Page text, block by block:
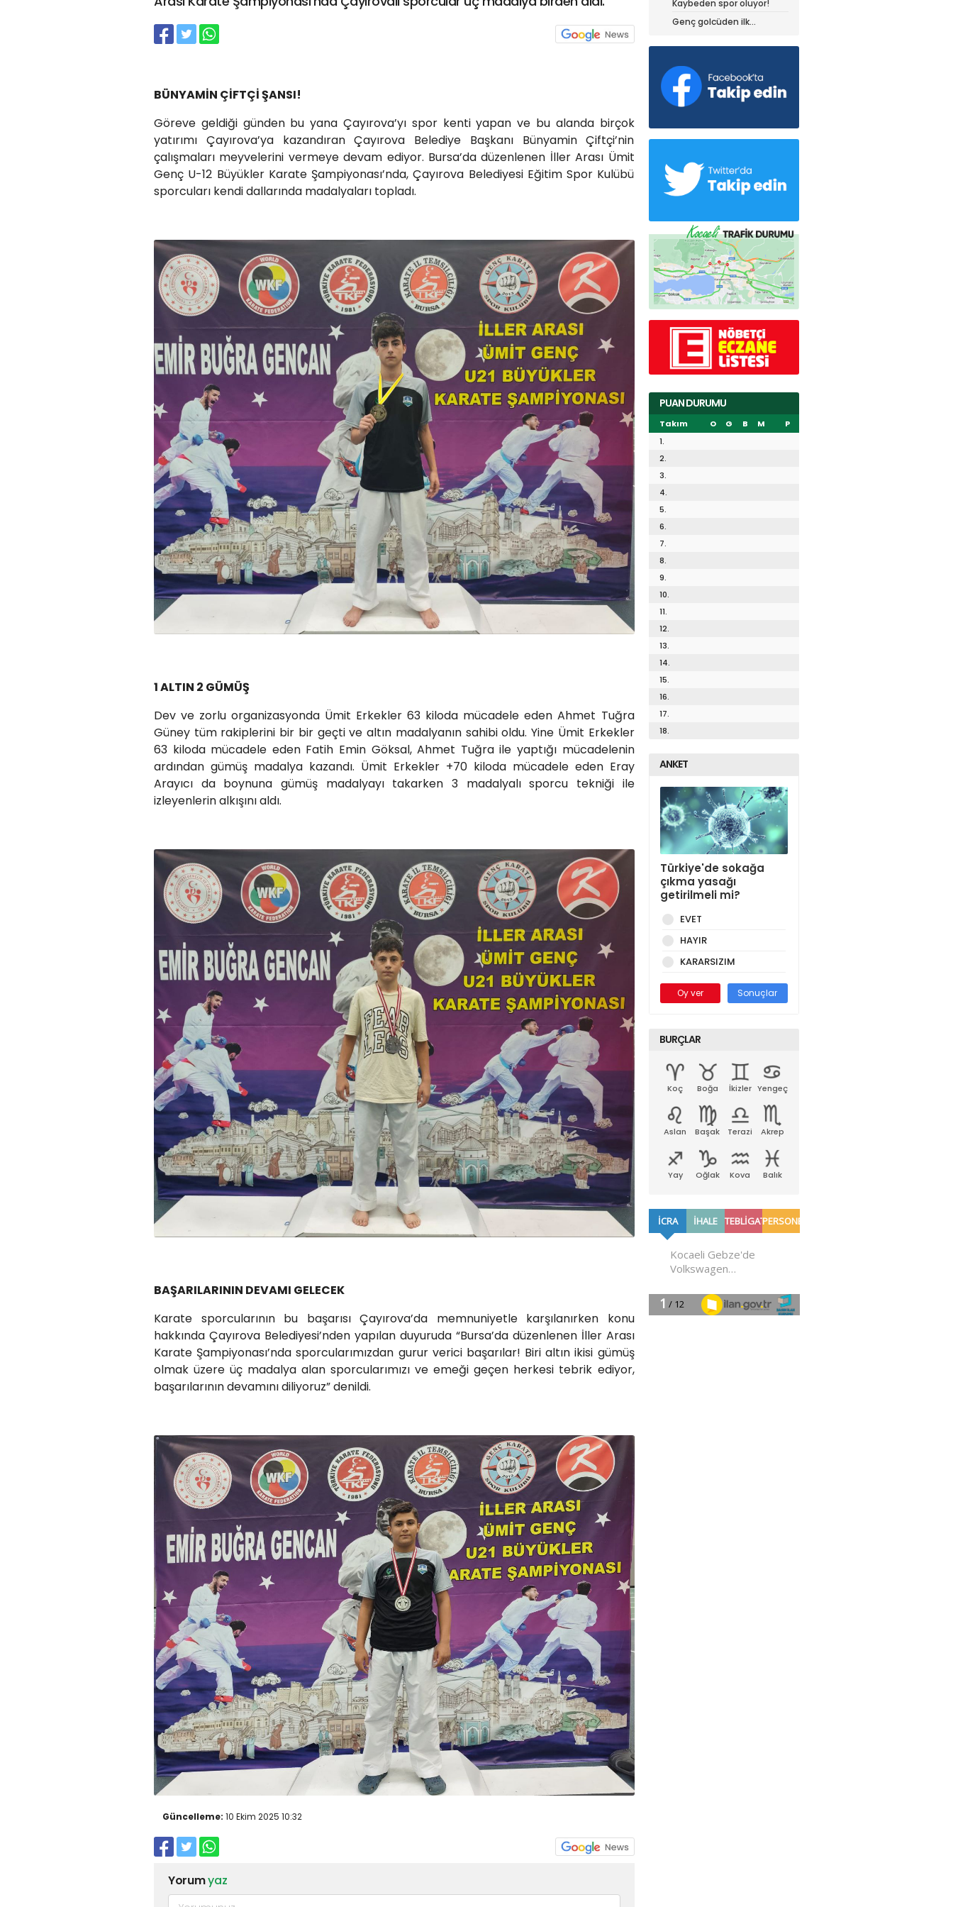
BÜNYAMİN ÇİFTÇİ ŞANSI!
Göreve geldiği günden bu yana Çayırova’yı spor kenti yapan ve bu alanda birçok
yatırımı Çayırova’ya kazandıran Çayırova Belediye Başkanı Bünyamin Çiftçi’nin
çalışmaları meyvelerini vermeye devam ediyor. Bursa’da düzenlenen İller Arası Ümit
Genç U-12 Büyükler Karate Şampiyonası’nda, Çayırova Belediyesi Eğitim Spor Kulübü
sporcuları kendi dallarında madalyaları topladı.
1 ALTIN 2 GÜMÜŞ
Dev ve zorlu organizasyonda Ümit Erkekler 63 kiloda mücadele eden Ahmet Tuğra
Güney tüm rakiplerini bir bir geçti ve altın madalyanın sahibi oldu. Yine Ümit Erkekler
63 kiloda mücadele eden Fatih Emin Göksal, Ahmet Tuğra ile yaptığı mücadelenin
ardından gümüş madalya kazandı. Ümit Erkekler +70 kiloda mücadele eden Eray
Arayıcı da boynuna gümüş madalyayı takarken 3 madalyalı sporcu tekniği ile
izleyenlerin alkışını aldı.
BAŞARILARININ DEVAMI GELECEK
Karate sporcularının bu başarısı Çayırova’da memnuniyetle karşılanırken konu
hakkında Çayırova Belediyesi’nden yapılan duyuruda “Bursa’da düzenlenen İller Arası
Karate Şampiyonası’nda sporcularımızdan gurur verici başarılar! Biri altın ikisi gümüş
olmak üzere üç madalya alan sporcularımızı ve emeği geçen herkesi tebrik ediyor,
başarılarının devamını diliyoruz” denildi.
Güncelleme: 10 Ekim 2025 10:32
Yorumyaz
dedi!
Kaybeden spor oluyor!
Genç golcüden ilk
PUAN DURUMU
Takım O G B M
P
1.
2.
3.
4.
5.
6.
7.
8.
9.
10.
11.
12.
13.
14.
15.
16.
17.
18.
ANKET
Türkiye'de sokağa
çıkma yasağı
getirilmeli mi?
EVET
HAYIR
KARARSIZIM
Oy ver Sonuçlar
BURÇLAR
Koç Boğa İkizler Yengeç
Aslan Başak Terazi Akrep
Yay Oğlak Kova Balık